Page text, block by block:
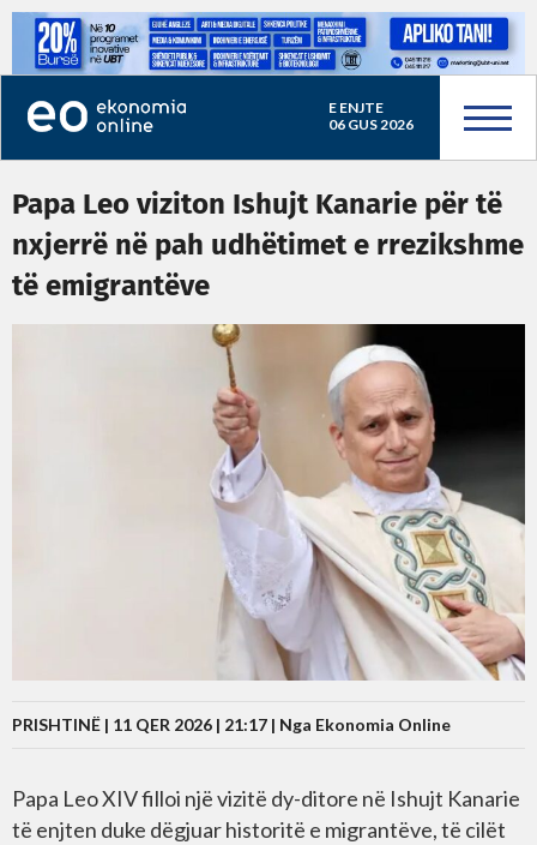
E ENJTE
06 GUS 2026
Papa Leo viziton Ishujt Kanarie për të
nxjerrë në pah udhëtimet e rrezikshme
të emigrantëve
PRISHTINË | 11 QER 2026 | 21:17 | Nga Ekonomia Online
Papa Leo XIV filloi një vizitë dy-ditore në Ishujt Kanarie
të enjten duke dëgjuar historitë e migrantëve, të cilët